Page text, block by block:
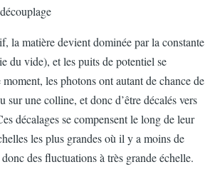
la matière devient dominée par la constante
du vide), et les puits de potentiel se
les photons ont autant de chance de
sur une colline, et donc d’être décalés vers
décalages se compensent le long de leur
les plus grandes où il y a moins de
des fluctuations à très grande échelle.